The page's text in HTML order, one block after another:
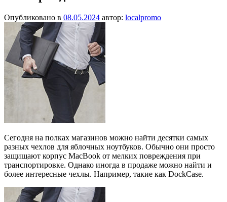
Опубликовано в 08.05.2024 автор: localpromo
Сегодня на полках магазинов можно найти десятки самых
разных чехлов для яблочных ноутбуков. Обычно они просто
защищают корпус MacBook от мелких повреждения при
транспортировке. Однако иногда в продаже можно найти и
более интересные чехлы. Например, такие как DockCase.